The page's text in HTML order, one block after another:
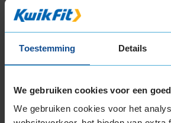
Toestemming Details
We gebruiken cookies voor een
We gebruiken cookies voor het
Montage Veilig &
Montage
Stikstof